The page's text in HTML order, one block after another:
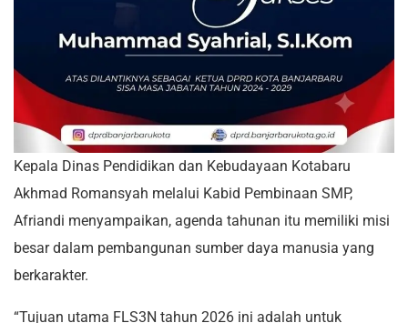
Kepala Dinas Pendidikan dan Kebudayaan Kotabaru
Akhmad Romansyah melalui Kabid Pembinaan SMP,
Afriandi menyampaikan, agenda tahunan itu memiliki misi
besar dalam pembangunan sumber daya manusia yang
berkarakter.
“Tujuan utama FLS3N tahun 2026 ini adalah untuk